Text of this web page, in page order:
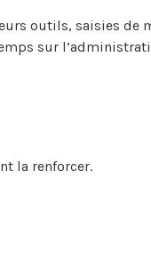
outils, saisies de
sur
la renforcer.